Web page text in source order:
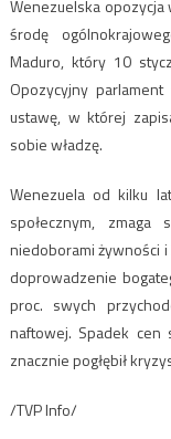
Wenezuelska
środę
Maduro, który 10
Opozycyjny
ustawę, w której
sobie władzę.
Wenezuela od kilku
społecznym,
niedoborami żywności
doprowadzenie
proc. swych
naftowej. Spadek cen
znacznie pogłębił
/TVP Info/